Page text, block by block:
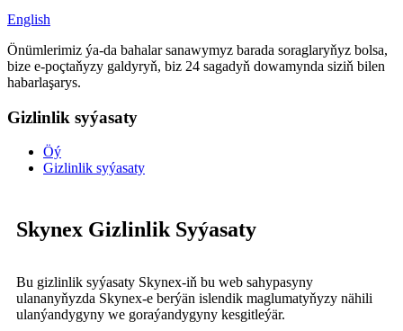
English
Önümlerimiz ýa-da bahalar sanawymyz barada soraglaryňyz bolsa,
bize e-poçtaňyzy galdyryň, biz 24 sagadyň dowamynda siziň bilen
habarlaşarys.
Gizlinlik syýasaty
Öý
Gizlinlik syýasaty
Skynex Gizlinlik Syýasaty
Bu gizlinlik syýasaty Skynex-iň bu web sahypasyny
ulananyňyzda Skynex-e berýän islendik maglumatyňyzy nähili
ulanýandygyny we goraýandygyny kesgitleýär.